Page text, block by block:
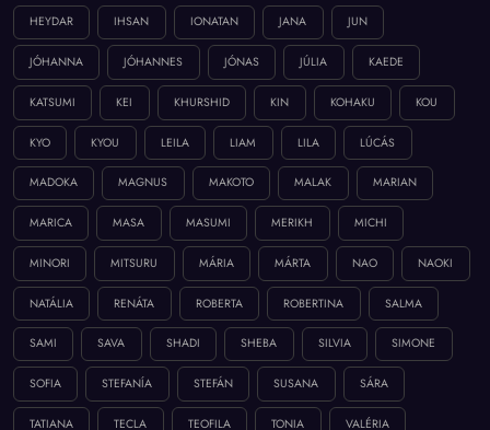
HEYDAR IHSAN IONATAN JANA JUN
JÓHANNA JÓHANNES JÓNAS JÚLIA KAEDE
KATSUMI KEI KHURSHID KIN KOHAKU KOU
KYO KYOU LEILA LIAM LILA LÚCÁS
MADOKA MAGNUS MAKOTO MALAK MARIAN
MARICA MASA MASUMI MERIKH MICHI
MINORI MITSURU MÁRIA MÁRTA NAO NAOKI
NATÁLIA RENÁTA ROBERTA ROBERTINA SALMA
SAMI SAVA SHADI SHEBA SILVIA SIMONE
SOFIA STEFANÍA STEFÁN SUSANA SÁRA
TATIANA TECLA TEOFILA TONIA VALÉRIA